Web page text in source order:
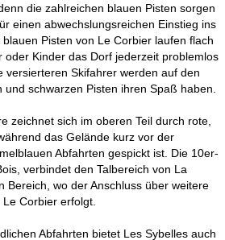
die zahlreichen blauen Pisten sorgen
einen abwechslungsreichen Einstieg ins
Pisten von Le Corbier laufen flach
oder Kinder das Dorf jederzeit problemlos
versierteren Skifahrer werden auf den
schwarzen Pisten ihren Spaß haben.
zeichnet sich im oberen Teil durch rote,
das Gelände kurz vor der
Abfahrten gespickt ist. Die 10er-
verbindet den Talbereich von La
Bereich, wo der Anschluss über weitere
Corbier erfolgt.
Abfahrten bietet Les Sybelles auch